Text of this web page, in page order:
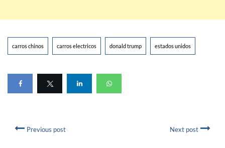
carros chinos carros electricos donald trump estados unidos
Previous post Next post